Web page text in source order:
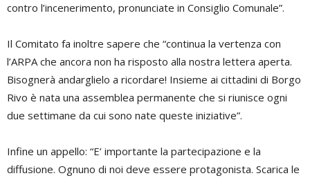
contro l’incenerimento, pronunciate in Consiglio Comunale”.
Il Comitato fa inoltre sapere che “continua la vertenza con
l’ARPA che ancora non ha risposto alla nostra lettera aperta.
Bisognerà andarglielo a ricordare! Insieme ai cittadini di Borgo
Rivo è nata una assemblea permanente che si riunisce ogni
due settimane da cui sono nate queste iniziative”.
Infine un appello: “E’ importante la partecipazione e la
diffusione. Ognuno di noi deve essere protagonista. Scarica le